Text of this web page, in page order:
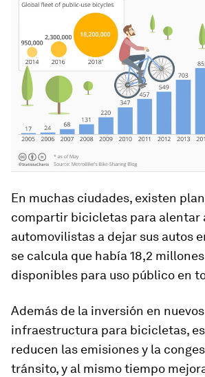
En muchas ciudades, existen
compartir bicicletas para alentar
automovilistas a dejar sus autos
se calcula que había 18,2
disponibles para uso público en
Además de la inversión en
infraestructura para bicicletas,
reducen las emisiones y la
tránsito, y al mismo tiempo